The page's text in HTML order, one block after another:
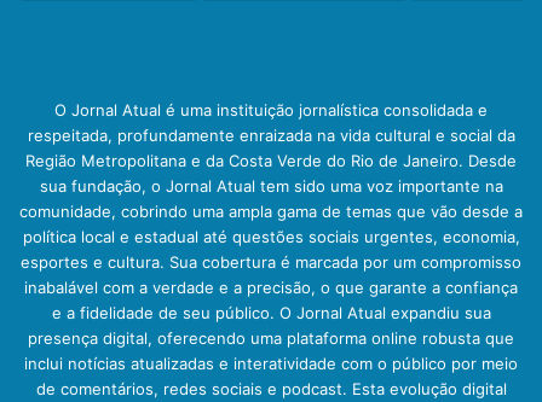
O Jornal Atual é uma instituição jornalística consolidada e
respeitada, profundamente enraizada na vida cultural e social da
Região Metropolitana e da Costa Verde do Rio de Janeiro. Desde
sua fundação, o Jornal Atual tem sido uma voz importante na
comunidade, cobrindo uma ampla gama de temas que vão desde a
política local e estadual até questões sociais urgentes, economia,
esportes e cultura. Sua cobertura é marcada por um compromisso
inabalável com a verdade e a precisão, o que garante a confiança
e a fidelidade de seu público. O Jornal Atual expandiu sua
presença digital, oferecendo uma plataforma online robusta que
inclui notícias atualizadas e interatividade com o público por meio
de comentários, redes sociais e podcast. Esta evolução digital